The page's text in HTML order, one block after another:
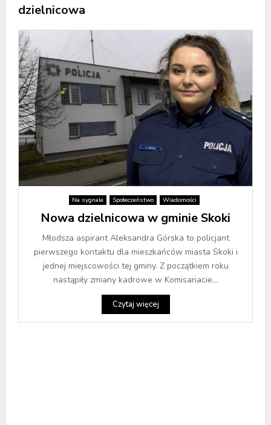
dzielnicowa
Na sygnale Społeczeństwo Wiadomości
Nowa dzielnicowa w gminie Skoki
Młodsza aspirant Aleksandra Górska to policjant
pierwszego kontaktu dla mieszkańców miasta Skoki i
jednej miejscowości tej gminy. Z początkiem roku
nastąpiły zmiany kadrowe w Komisariacie...
Czytaj więcej